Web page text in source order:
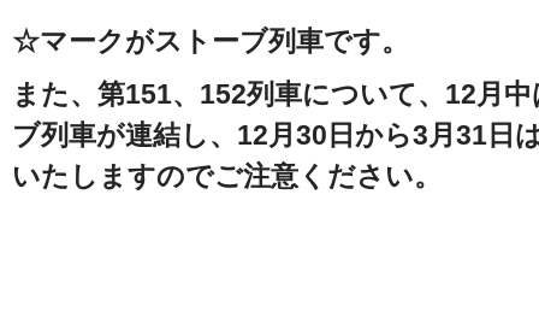
☆マークがストーブ列車です。
また、第151、152列車について、12月
ブ列車が連結し、12月30日から3月31日
いたしますのでご注意ください。